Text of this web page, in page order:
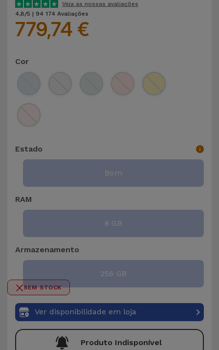
Veja as nossas avaliações
4,8/5 | 94 174 Avaliações
779,74 €
Cor
Estado
Bom
RAM
8 GB
Armazenamento
256 GB
SEM STOCK
Ver disponibilidade em loja
Produto Indisponível